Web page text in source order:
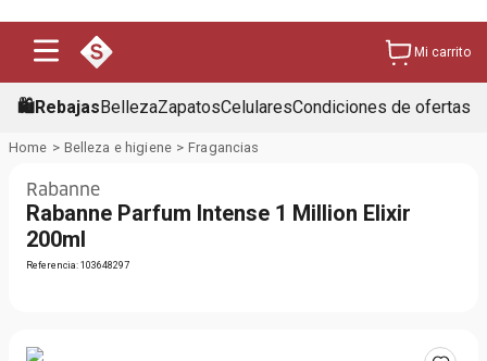
Mi carrito
🛍️RebajasBellezaZapatosCelularesCondiciones de ofertas
Belleza e higiene Fragancias
Rabanne
Rabanne Parfum Intense 1 Million Elixir
200ml
Referencia:103648297